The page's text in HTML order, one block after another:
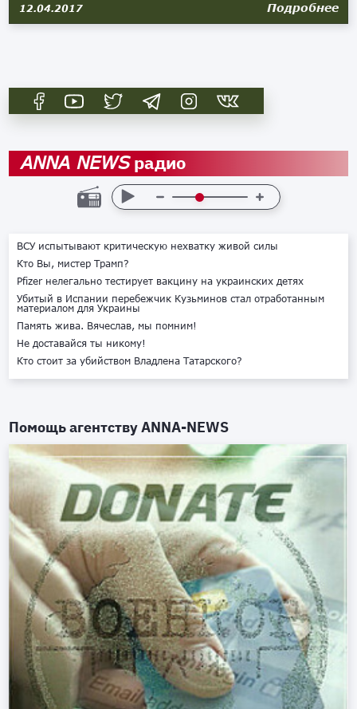
12.04.2017 Подробнее
ANNA NEWSрадио
ВСУ испытывают критическую нехватку живой силы
Кто Вы, мистер Трамп?
Pfizer нелегально тестирует вакцину на украинских детях
Убитый в Испании перебежчик Кузьминов стал отработанным
материалом для Украины
Память жива. Вячеслав, мы помним!
Не доставайся ты никому!
Кто стоит за убийством Владлена Татарского?
Помощь агентствуANNA-NEWS